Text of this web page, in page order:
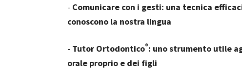
- Comunicare con i gesti: una tecnica
conoscono la nostra lingua
- Tutor Ortodontico®: uno strumento utile
orale proprio e dei figli